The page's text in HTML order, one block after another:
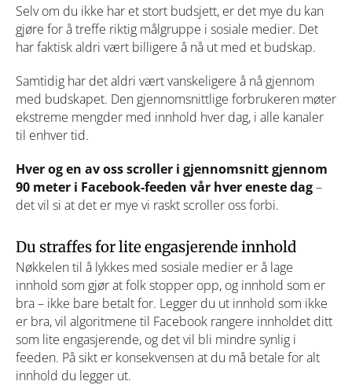
Selv om du ikke har et stort budsjett, er det mye du kan
gjøre for å treffe riktig målgruppe i sosiale medier. Det
har faktisk aldri vært billigere å nå ut med et budskap.
Samtidig har det aldri vært vanskeligere å nå gjennom
med budskapet. Den gjennomsnittlige forbrukeren møter
ekstreme mengder med innhold hver dag, i alle kanaler
til enhver tid.
Hver og en av oss scroller i gjennomsnitt gjennom
90 meter i Facebook-feeden vår hver eneste dag–
det vil si at det er mye vi raskt scroller oss forbi.
Du straffes for lite engasjerende innhold
Nøkkelen til å lykkes med sosiale medier er å lage
innhold som gjør at folk stopper opp, og innhold som er
bra – ikke bare betalt for. Legger du ut innhold som ikke
er bra, vil algoritmene til Facebook rangere innholdet ditt
som lite engasjerende, og det vil bli mindre synlig i
feeden. På sikt er konsekvensen at du må betale for alt
innhold du legger ut.